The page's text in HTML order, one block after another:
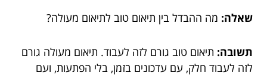
שאלה: מה ההבדל בין תיאום טוב לתיאום מעולה?
תשובה: תיאום טוב גורם לזה לעבוד. תיאום מעולה גורם
לזה לעבוד חלק, עם עדכונים בזמן, בלי הפתעות, ועם